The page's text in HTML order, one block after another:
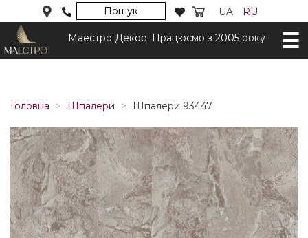
Пошук UA RU
Маестро Декор. Працюємо з 2005 року
Головна Шпалери Шпалери 93447